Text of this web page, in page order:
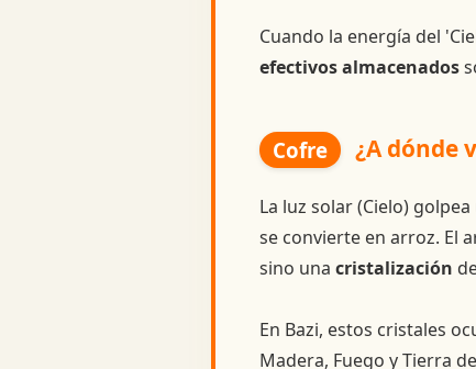
Cuando la energía del
efectivos almacenados
Cofre ¿A dónde
La luz solar (Cielo)
se convierte en arroz. El
sino una cristalización
En Bazi, estos cristales
Madera, Fuego y Tierra